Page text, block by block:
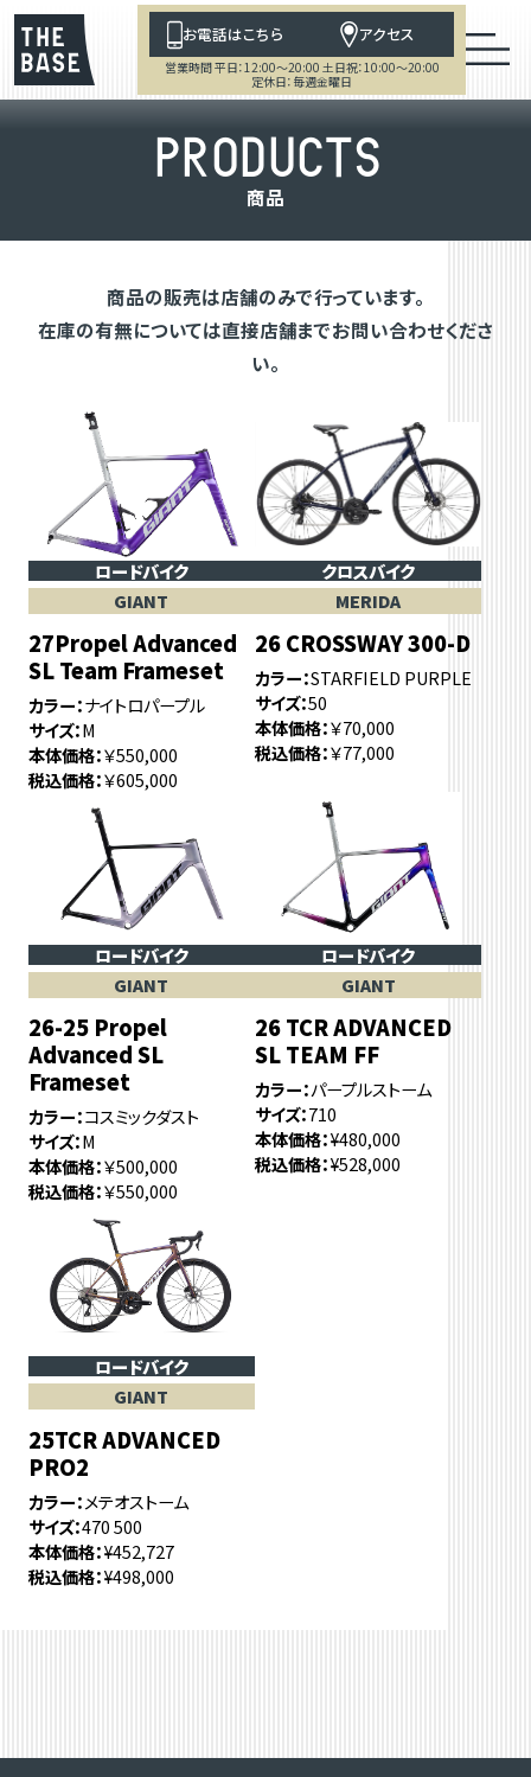
お電話はこちら アクセス
営業時間 平日：12:00～20:00 土日祝：10:00～20:00
定休日：毎週金曜日
PRODUCTS
商品
商品の販売は店舗のみで行っています。
在庫の有無については直接店舗までお問い合わせくださ
い。
ロードバイク
GIANT
27Propel Advanced
SL Team Frameset
カラー ナイトロパープル
サイズ M
本体価格 ￥550,000
税込価格 ￥605,000
クロスバイク
MERIDA
26 CROSSWAY 300-D
カラー STARFIELD PURPLE
サイズ 50
本体価格 ￥70,000
税込価格 ￥77,000
ロードバイク
GIANT
26-25 Propel
Advanced SL
Frameset
カラー コスミックダスト
サイズ M
本体価格 ￥500,000
税込価格 ￥550,000
ロードバイク
GIANT
26 TCR ADVANCED
SL TEAM FF
カラー パープルストーム
サイズ 710
本体価格 ¥480,000
税込価格 ¥528,000
ロードバイク
GIANT
25TCR ADVANCED
PRO2
カラー メテオストーム
サイズ 470 500
本体価格 ¥452,727
税込価格 ¥498,000